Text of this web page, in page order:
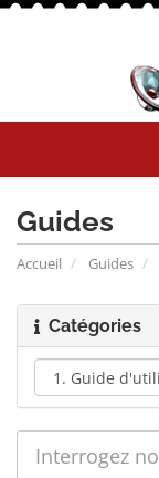
Guides
Accueil Guides
Catégories